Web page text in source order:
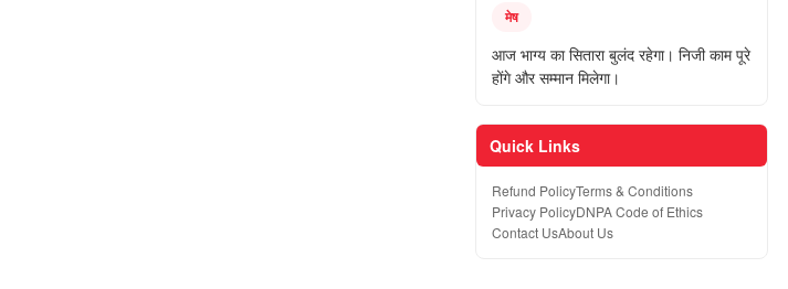
मेष
आज भाग्य का सितारा बुलंद रहेगा। निजी काम पूरे
होंगे और सम्मान मिलेगा।
Quick Links
Refund PolicyTerms & Conditions
Privacy PolicyDNPA Code of Ethics
Contact UsAbout Us